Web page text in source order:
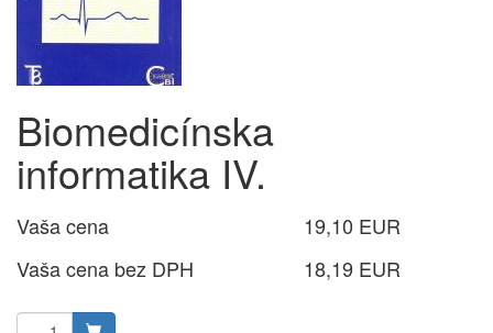
Biomedicínska
informatika IV.
Vaša cena
19,10 EUR
Vaša cena bez DPH
18,19 EUR